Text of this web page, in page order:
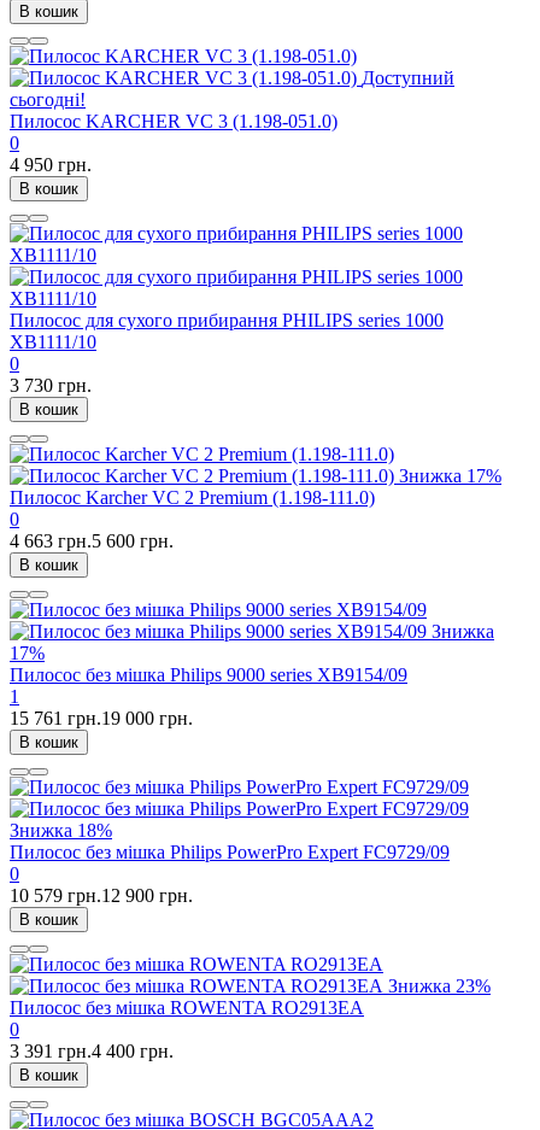
В кошик
Доступний
сьогодні!
Пилосос KARCHER VC 3 (1.198-051.0)
0
4 950 грн.
В кошик
Пилосос для сухого прибирання PHILIPS series 1000
XB1111/10
0
3 730 грн.
В кошик
Знижка 17%
Пилосос Karcher VC 2 Premium (1.198-111.0)
0
4 663 грн.5 600 грн.
В кошик
Знижка
17%
Пилосос без мішка Philips 9000 series XB9154/09
1
15 761 грн.19 000 грн.
В кошик
Знижка 18%
Пилосос без мішка Philips PowerPro Expert FC9729/09
0
10 579 грн.12 900 грн.
В кошик
Знижка 23%
Пилосос без мішка ROWENTA RO2913EA
0
3 391 грн.4 400 грн.
В кошик